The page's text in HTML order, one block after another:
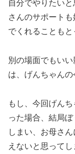
自分でやりたい
さんのサポート
でくれることもと
別の場面でもい
は、げんちゃんの
もし、今回げん
った場合、結局
しまい、お母さ
えないと思ってし